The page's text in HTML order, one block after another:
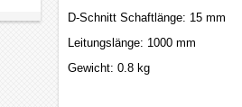
D-Schnitt Schaftlänge: 15 mm
Leitungslänge: 1000 mm
Gewicht: 0.8 kg